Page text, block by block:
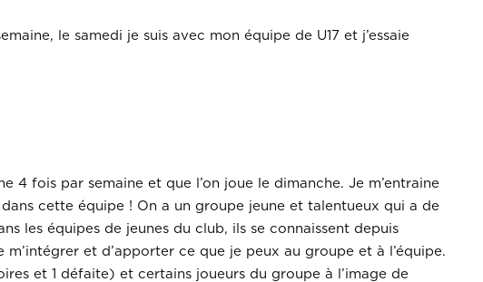
le samedi je suis avec mon équipe de U17 et j’essaie
4 fois par semaine et que l’on joue le dimanche. Je m’entraine
cette équipe ! On a un groupe jeune et talentueux qui a de
les équipes de jeunes du club, ils se connaissent depuis
et d’apporter ce que je peux au groupe et à l’équipe.
et 1 défaite) et certains joueurs du groupe à l’image de